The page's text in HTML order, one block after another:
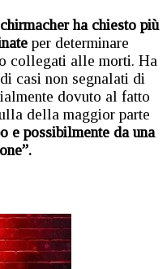
ha chiesto più
per determinare
collegati alle morti. Ha
casi non segnalati di
dovuto al fatto
della maggior parte
e possibilmente da una